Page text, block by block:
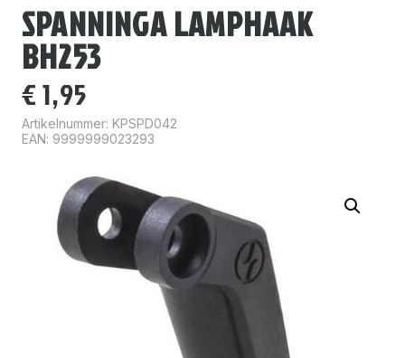
SPANNINGA LAMPHAAK
BH253
€1,95
Artikelnummer: KPSPD042
EAN: 9999999023293